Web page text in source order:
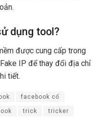
dụng tool?
được cung cấp trong
IP để thay đổi địa chỉ
tiết.
facebook cổ
trick tricker